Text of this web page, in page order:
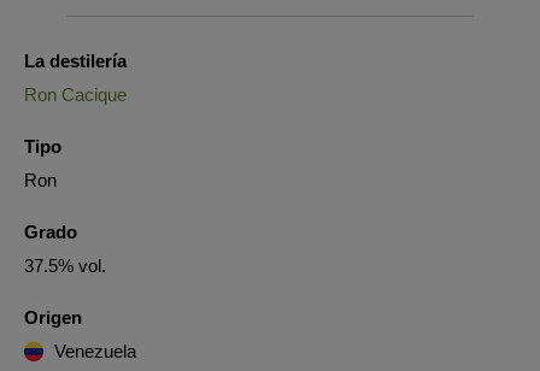
La destilería
Ron Cacique
Tipo
Ron
Grado
37.5% vol.
Origen
Venezuela